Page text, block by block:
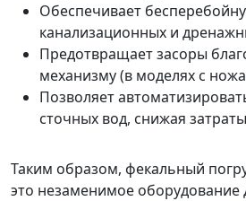
Обеспечивает
канализационных и
Предотвращает засоры
механизму (в моделях с
Позволяет
сточных вод, снижая
Таким образом, фекальный
это незаменимое оборудование